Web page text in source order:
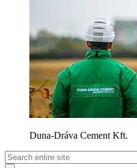
Duna-Dráva Cement Kft.